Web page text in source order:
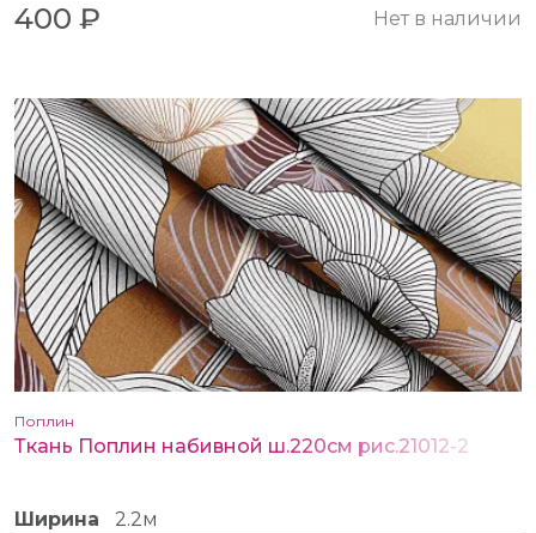
400 ₽ Нет в наличии
Поплин
Ткань Поплин набивной ш.220см рис.21012-2
Ширина 2.2м